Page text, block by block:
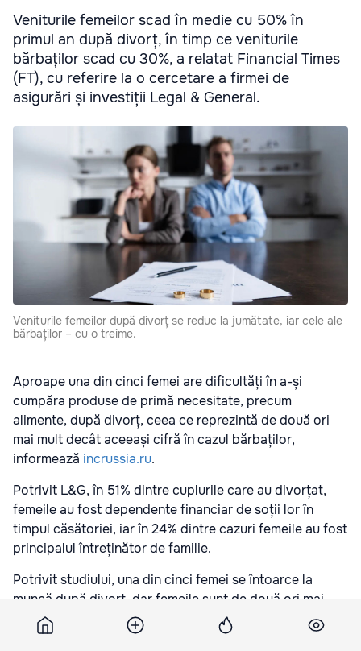
Veniturile femeilor scad în medie cu 50% în
primul an după divorț, în timp ce veniturile
bărbaților scad cu 30%, a relatat Financial Times
(FT), cu referire la o cercetare a firmei de
asigurări și investiții Legal & General.
Veniturile femeilor după divorț se reduc la jumătate, iar cele ale
bărbaților – cu o treime.
Aproape una din cinci femei are dificultăți în a-și
cumpăra produse de primă necesitate, precum
alimente, după divorț, ceea ce reprezintă de două ori
mai mult decât aceeași cifră în cazul bărbaților,
informează incrussia.ru.
Potrivit L&G, în 51% dintre cuplurile care au divorțat,
femeile au fost dependente financiar de soții lor în
timpul căsătoriei, iar în 24% dintre cazuri femeile au fost
principalul întreținător de familie.
Potrivit studiului, una din cinci femei se întoarce la
muncă după divorț, dar femeile sunt de două ori mai
predispuse decât bărbații să reducă orele de lucru
pentru a avea grijă de copii și sunt de două ori mai